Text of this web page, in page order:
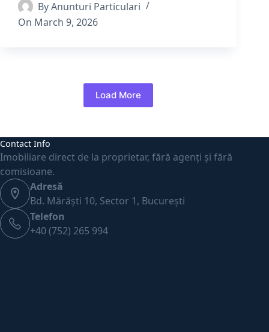
ByAnunturi Particulari
On March 9, 2026
Load More
Contact Info
Imobiliare direct de la proprietar, fără agenți și fără
comisioane.
Adresă
Bd. Mărăști 10, Sector 1, București
Telefon
+40 (752) 265 994